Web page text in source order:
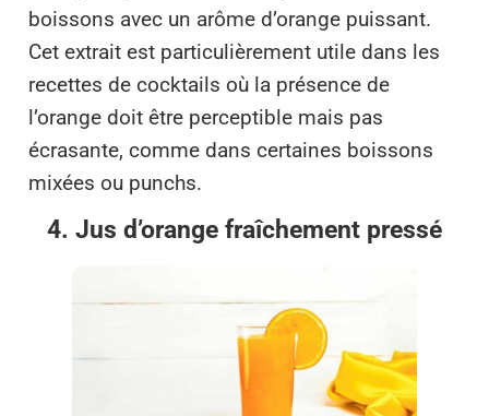
boissons avec un arôme d’orange puissant.
Cet extrait est particulièrement utile dans les
recettes de cocktails où la présence de
l’orange doit être perceptible mais pas
écrasante, comme dans certaines boissons
mixées ou punchs.
4. Jus d’orange fraîchement pressé